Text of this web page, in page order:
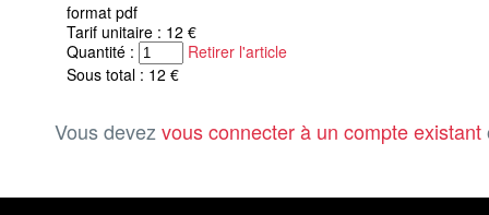
format pdf
Tarif unitaire : 12 €
Quantité :
Retirer l'article
Sous total : 12 €
Vous devez vous connecter à un compte existant